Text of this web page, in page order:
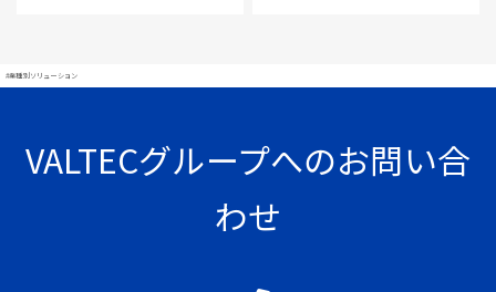
#業種別ソリューション
VALTECグループへのお問い合
わせ